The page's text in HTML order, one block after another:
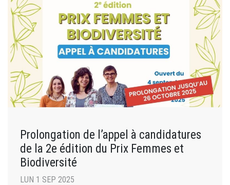
Prolongation de l’appel à candidatures
de la 2e édition du Prix Femmes et
Biodiversité
LUN 1 SEP 2025